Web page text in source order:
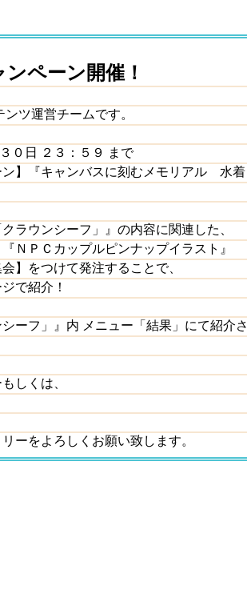
ペーン開催！
ツ運営チームです。
０日 ２３：５９ まで
】『キャンバスに刻むメモリアル 水着
ラウンシーフ」』の内容に関連した、
ＮＰＣカップルピンナップイラスト』
】をつけて発注することで、
で紹介！
ーフ」』内 メニュー「結果」にて紹介さ
しくは、
ーをよろしくお願い致します。